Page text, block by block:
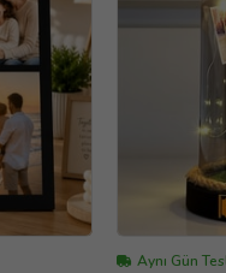
Aynı Gün